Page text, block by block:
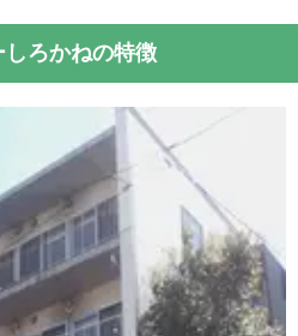
ろかねの特徴